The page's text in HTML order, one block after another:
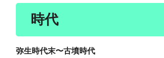
時代
弥生時代末〜古墳時代